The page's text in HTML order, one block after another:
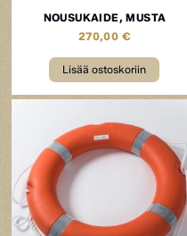
NOUSUKAIDE, MUSTA
270,00 €
Lisää ostoskoriin